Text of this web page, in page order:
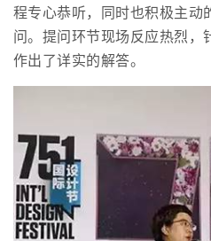
程专心恭听，同时也积极主动
问。提问环节现场反应热烈，
作出了详实的解答。